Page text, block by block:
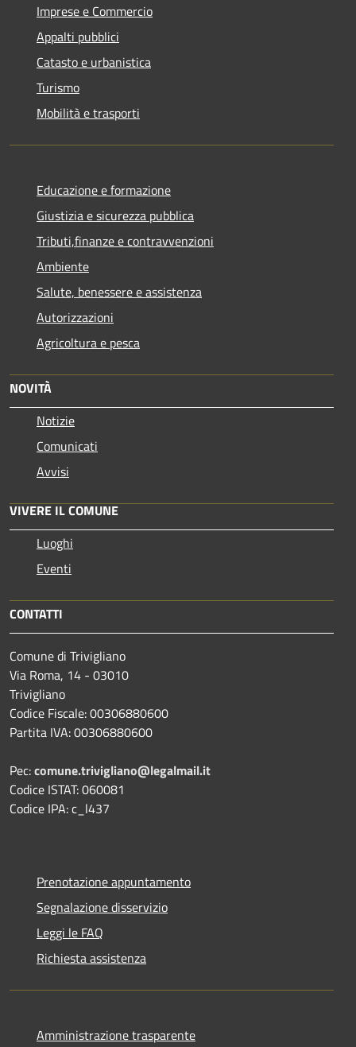
Imprese e Commercio
Appalti pubblici
Catasto e urbanistica
Turismo
Mobilità e trasporti
Educazione e formazione
Giustizia e sicurezza pubblica
Tributi,finanze e contravvenzioni
Ambiente
Salute, benessere e assistenza
Autorizzazioni
Agricoltura e pesca
NOVITÀ
Notizie
Comunicati
Avvisi
VIVERE IL COMUNE
Luoghi
Eventi
CONTATTI
Comune di Trivigliano
Via Roma, 14 - 03010
Trivigliano
Codice Fiscale: 00306880600
Partita IVA: 00306880600
Pec:comune.trivigliano@legalmail.it
Codice ISTAT: 060081
Codice IPA: c_l437
Prenotazione appuntamento
Segnalazione disservizio
Leggi le FAQ
Richiesta assistenza
Amministrazione trasparente